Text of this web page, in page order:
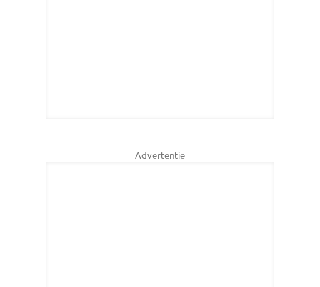
Advertentie